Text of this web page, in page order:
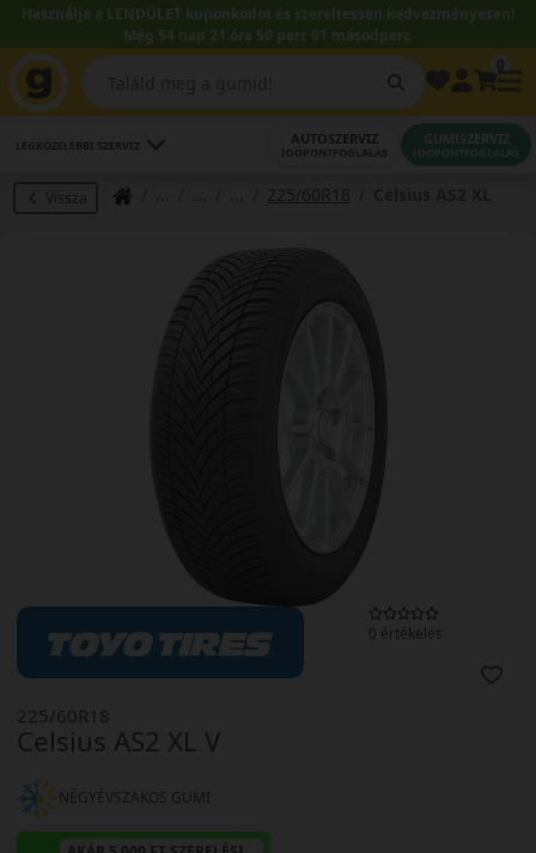
Használja a LENDÜLET kuponkódot és szereltessen kedvezményesen!
Még 54 nap 21 óra 50 perc 00 másodperc.
LEGKÖZELEBBI SZERVIZ AUTÓSZERVIZ
IDŐPONTFOGLALÁS
GUMISZERVIZ
IDŐPONTFOGLALÁS
Vissza 225/60R18
0 értékelés
Celsius AS2 XL V
225/60R18
NÉGYÉVSZAKOS GUMI